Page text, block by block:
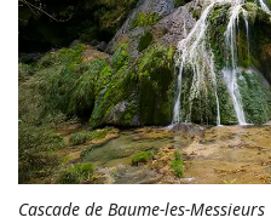
Cascade de Baume-les-Messieurs